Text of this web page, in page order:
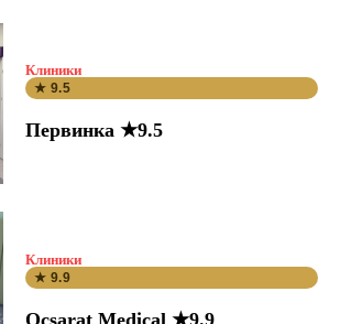
Клиники
★ 9.5
Первинка ★9.5
Клиники
★ 9.9
Ocsarat Medical ★9.9